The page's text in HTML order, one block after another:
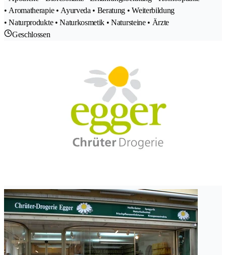
• Aromatherapie • Ayurveda • Beratung • Weiterbildung
• Naturprodukte • Naturkosmetik • Natursteine • Ärzte
Geschlossen